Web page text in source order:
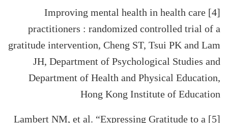
[4] Improving mental health in health care
practitioners : randomized controlled trial of a
gratitude intervention, Cheng ST, Tsui PK and Lam
JH, Department of Psychological Studies and
Department of Health and Physical Education,
Hong Kong Institute of Education
[5] Lambert NM, et al. “Expressing Gratitude to a